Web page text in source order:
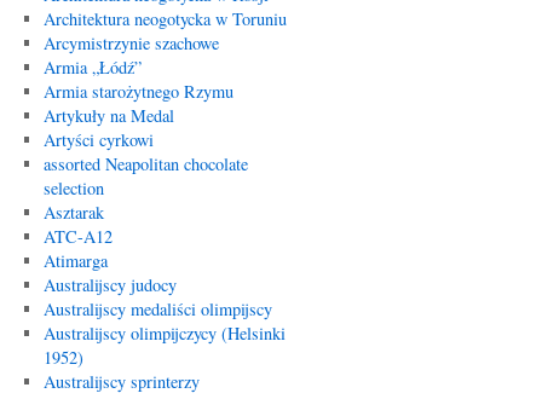
Architektura neogotycka w Toruniu
Arcymistrzynie szachowe
Armia „Łódź”
Armia starożytnego Rzymu
Artykuły na Medal
Artyści cyrkowi
assorted Neapolitan chocolate
selection
Asztarak
ATC-A12
Atimarga
Australijscy judocy
Australijscy medaliści olimpijscy
Australijscy olimpijczycy (Helsinki
1952)
Australijscy sprinterzy